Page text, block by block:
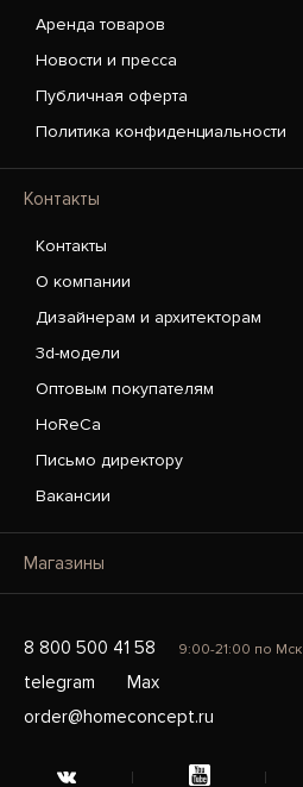
Аренда товаров
Новости и пресса
Публичная оферта
Политика конфиденциальности
Контакты
Контакты
О компании
Дизайнерам и архитекторам
3d-модели
Оптовым покупателям
HoReCa
Письмо директору
Вакансии
Магазины
8 800 500 41 58 9:00-21:00 по Мск
telegram
Max
order@homeconcept.ru